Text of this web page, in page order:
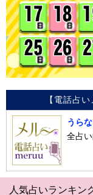
【電話占
うら
全占
人気占いランキン